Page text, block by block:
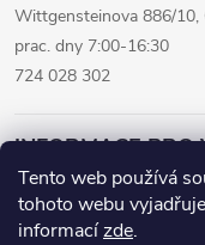
Tento web používá
tohoto webu
informacízde.
Wittgensteinova 886/10,
prac. dny 7:00-16:30
724 028 302
INFORMACE PRO
železářství